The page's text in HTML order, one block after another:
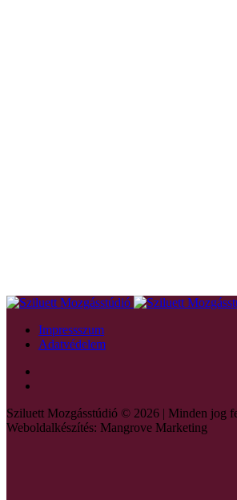
Impressszum
Adatvédelem
Sziluett Mozgásstúdió © 2026 | Minden jog
Weboldalkészítés: Mangrove Marketing